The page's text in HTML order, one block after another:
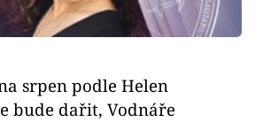
srpen podle Helen
bude dařit, Vodnáře